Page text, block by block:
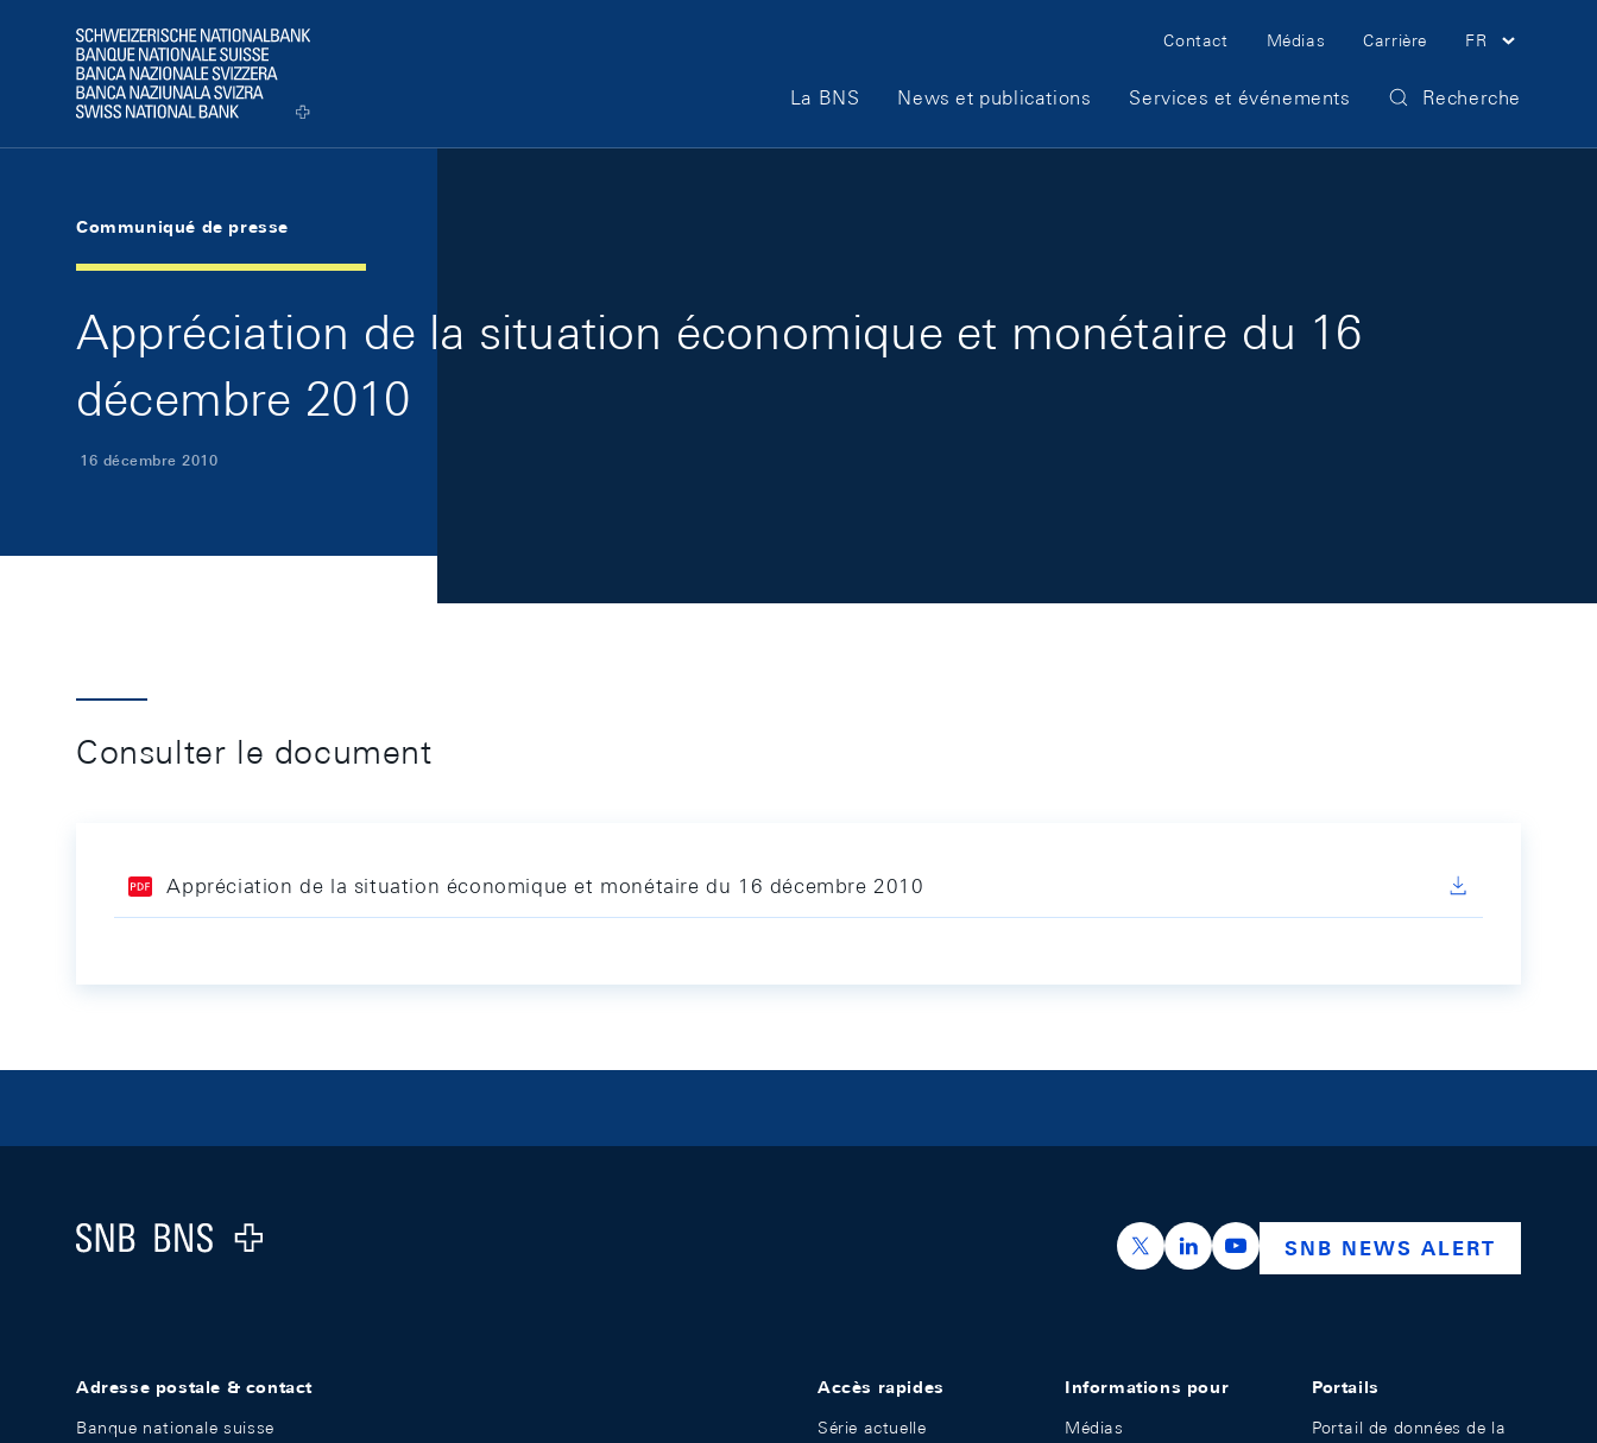
Logo
Meta Navigation
Contact Médias Carrière FR
Main Navigation
La BNS News et publications Services et événements Recherche
Communiqué de presse
Appréciation de la situation économique et monétaire du 16
décembre 2010
16 décembre 2010
Consulter le document
Appréciation de la situation économique et monétaire du 16 décembre 2010
Logo
https://x.com/snb_bns
https://ch.linkedin.com/company/swiss-
https://www.youtube.com/
SNB NEWS ALERT
Adresse postale & contact
Banque nationale suisse
Accès rapides
Série actuelle
Informations pour
Médias
Portails
Portail de données de la